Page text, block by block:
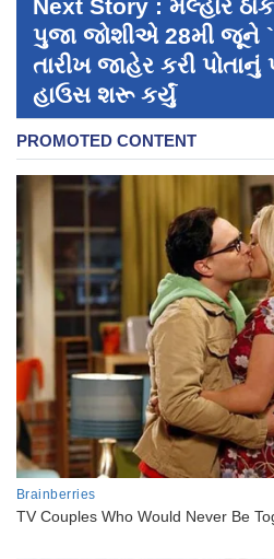
Next Story : મલ્હાર
પુજા જોશીએ 28મી જૂને
તારીખ જાહેર કરી પોતાનું
હાઉસ શરૂ કર્યું